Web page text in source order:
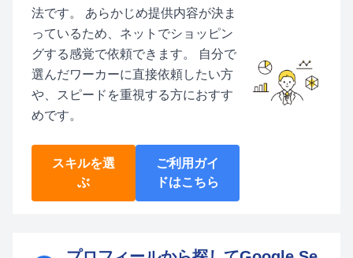
法です。 あらかじめ提供内容が決ま
っているため、ネットでショッピン
グする感覚で依頼できます。 自分で
選んだワーカーに直接依頼したい方
や、スピードを重視する方におすす
めです。
スキルを選
ぶ
ご利用ガイ
ドはこちら